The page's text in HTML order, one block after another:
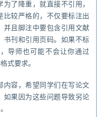
了降重，就直接不引用，
较严格的，不仅要标注出
并且脚注中要包含引用文献
书刊和引用页码。如果不标
导师也可能不会让你通过
式要求。
内容，希望同学们在写论文
如果因为这些问题导致另论